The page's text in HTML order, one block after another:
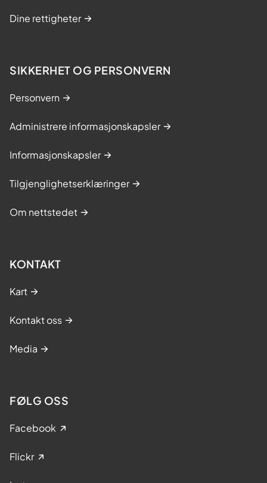
Dine rettigheter
SIKKERHET OG PERSONVERN
Personvern
Administrere informasjonskapsler
Informasjonskapsler
Tilgjenglighetserklæringer
Om nettstedet
KONTAKT
Kart
Kontakt oss
Media
FØLG OSS
Facebook
Flickr